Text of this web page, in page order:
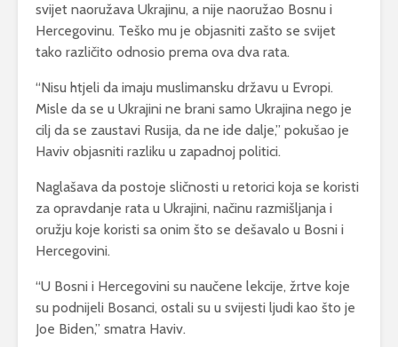
svijet naoružava Ukrajinu, a nije naoružao Bosnu i
Hercegovinu. Teško mu je objasniti zašto se svijet
tako različito odnosio prema ova dva rata.
“Nisu htjeli da imaju muslimansku državu u Evropi.
Misle da se u Ukrajini ne brani samo Ukrajina nego je
cilj da se zaustavi Rusija, da ne ide dalje,” pokušao je
Haviv objasniti razliku u zapadnoj politici.
Naglašava da postoje sličnosti u retorici koja se koristi
za opravdanje rata u Ukrajini, načinu razmišljanja i
oružju koje koristi sa onim što se dešavalo u Bosni i
Hercegovini.
“U Bosni i Hercegovini su naučene lekcije, žrtve koje
su podnijeli Bosanci, ostali su u svijesti ljudi kao što je
Joe Biden,” smatra Haviv.